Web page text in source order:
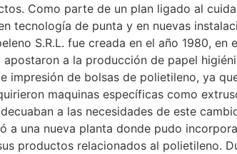
Como parte de un plan ligado al
tecnología de punta y en nuevas
S.R.L. fue creada en el año 1980,
a la producción de papel
impresión de bolsas de polietileno, ya
maquinas específicas como
a las necesidades de este
a una nueva planta donde pudo
productos relacionados al polietileno.